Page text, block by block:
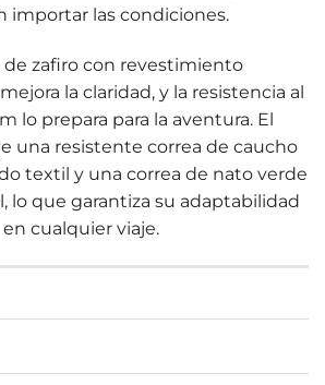
importar las condiciones.
de zafiro con revestimiento
la claridad, y la resistencia al
lo prepara para la aventura. El
una resistente correa de caucho
textil y una correa de nato verde
lo que garantiza su adaptabilidad
en cualquier viaje.